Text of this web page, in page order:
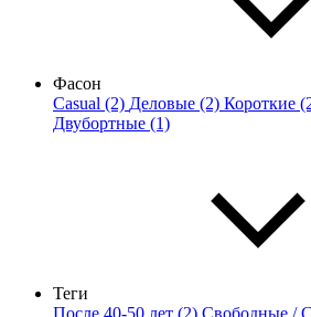
Фасон
Casual (2) Деловые (2) Короткие
Двубортные (1)
Теги
После 40-50 лет (2) Свободные /